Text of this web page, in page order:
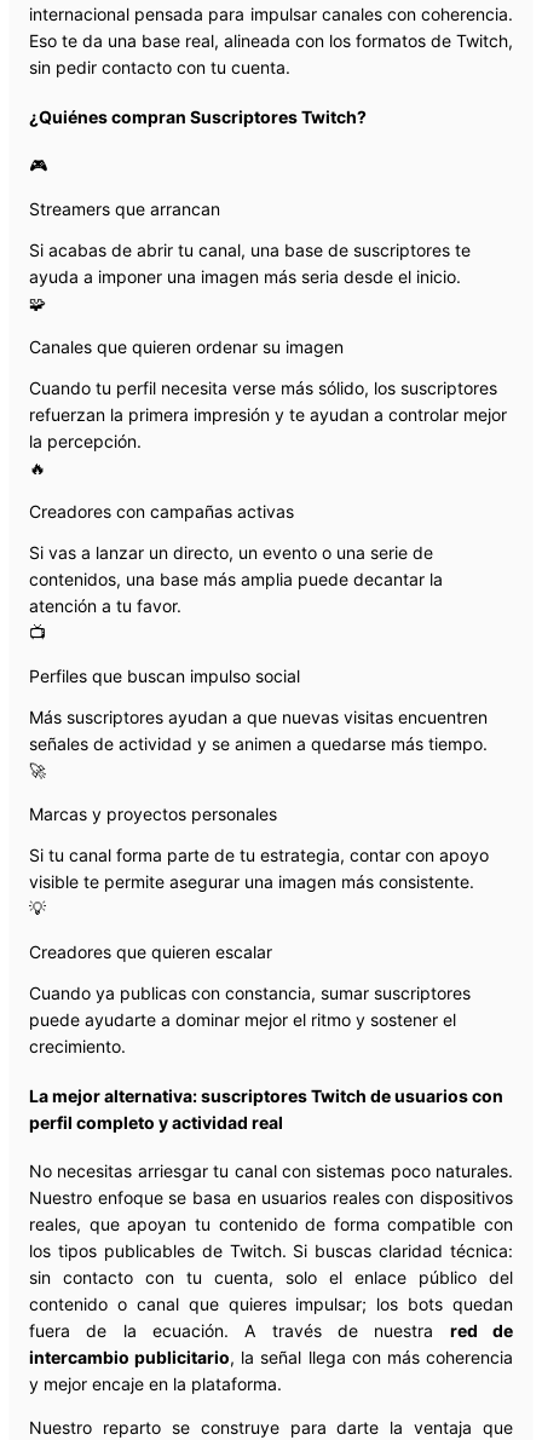
internacional pensada para impulsar canales con coherencia.
Eso te da una base real, alineada con los formatos de Twitch,
sin pedir contacto con tu cuenta.
¿Quiénes compran Suscriptores Twitch?
🎮
Streamers que arrancan
Si acabas de abrir tu canal, una base de suscriptores te
ayuda a imponer una imagen más seria desde el inicio.
🧩
Canales que quieren ordenar su imagen
Cuando tu perfil necesita verse más sólido, los suscriptores
refuerzan la primera impresión y te ayudan a controlar mejor
la percepción.
🔥
Creadores con campañas activas
Si vas a lanzar un directo, un evento o una serie de
contenidos, una base más amplia puede decantar la
atención a tu favor.
📺
Perfiles que buscan impulso social
Más suscriptores ayudan a que nuevas visitas encuentren
señales de actividad y se animen a quedarse más tiempo.
🚀
Marcas y proyectos personales
Si tu canal forma parte de tu estrategia, contar con apoyo
visible te permite asegurar una imagen más consistente.
💡
Creadores que quieren escalar
Cuando ya publicas con constancia, sumar suscriptores
puede ayudarte a dominar mejor el ritmo y sostener el
crecimiento.
La mejor alternativa: suscriptores Twitch de usuarios con
perfil completo y actividad real
No necesitas arriesgar tu canal con sistemas poco naturales.
Nuestro enfoque se basa en usuarios reales con dispositivos
reales, que apoyan tu contenido de forma compatible con
los tipos publicables de Twitch. Si buscas claridad técnica:
sin contacto con tu cuenta, solo el enlace público del
contenido o canal que quieres impulsar; los bots quedan
fuera de la ecuación. A través de nuestra red de
intercambio publicitario, la señal llega con más coherencia
y mejor encaje en la plataforma.
Nuestro reparto se construye para darte la ventaja que